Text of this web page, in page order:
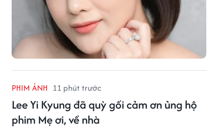
PHIM ẢNH 11 phút trước
Lee Yi Kyung đã quỳ gối cảm ơn ủng hộ
phim Mẹ ơi, về nhà